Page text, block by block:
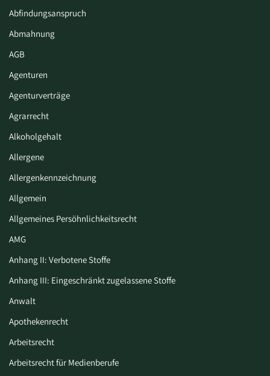
Abfindungsanspruch
Abmahnung
AGB
Agenturen
Agenturverträge
Agrarrecht
Alkoholgehalt
Allergene
Allergenkennzeichnung
Allgemein
Allgemeines Persöhnlichkeitsrecht
AMG
Anhang II: Verbotene Stoffe
Anhang III: Eingeschränkt zugelassene Stoffe
Anwalt
Apothekenrecht
Arbeitsrecht
Arbeitsrecht für Medienberufe